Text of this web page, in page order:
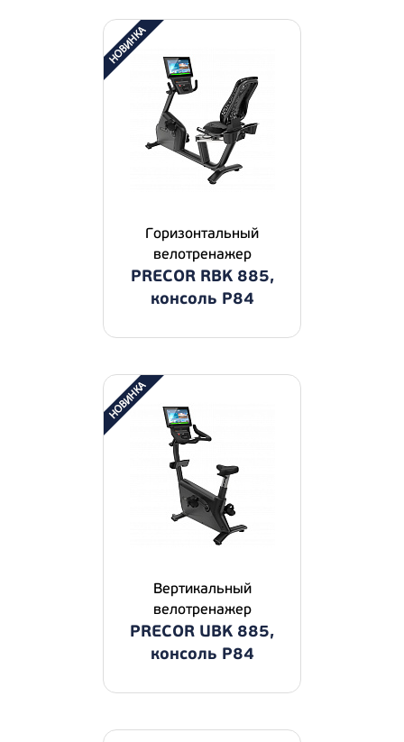
Горизонтальный
велотренажер
PRECOR RBK 885,
консоль P84
Вертикальный
велотренажер
PRECOR UBK 885,
консоль P84